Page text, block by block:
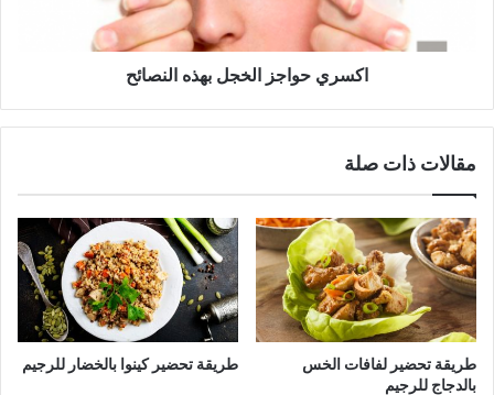
اكسري حواجز الخجل بهذه النصائح
مقالات ذات صلة
طريقة تحضير لفافات الخس
بالدجاج للرجيم
طريقة تحضير كينوا بالخضار للرجيم